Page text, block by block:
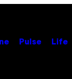
Pulse Life